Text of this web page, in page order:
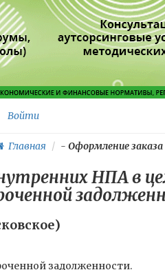
Войти
Главная - Оформление заказа
НПА в
задолженности.